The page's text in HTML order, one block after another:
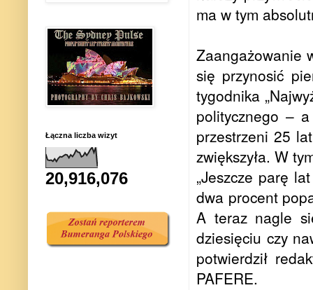
ma w tym
Zaangażowanie
się przynosić
tygodnika
politycznego –
przestrzeni 25
zwiększyła. W
„Jeszcze parę
dwa procent
A teraz nagle
dziesięciu czy
potwierdził
PAFERE.
Łączna liczba wizyt
20,916,076